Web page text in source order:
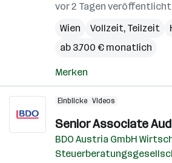
vor 2 Tagen veröffentlicht
Wien
Vollzeit, Teilzeit
ab 3.700 € monatlich
Merken
Einblicke Videos
Senior Associate
BDO Austria GmbH